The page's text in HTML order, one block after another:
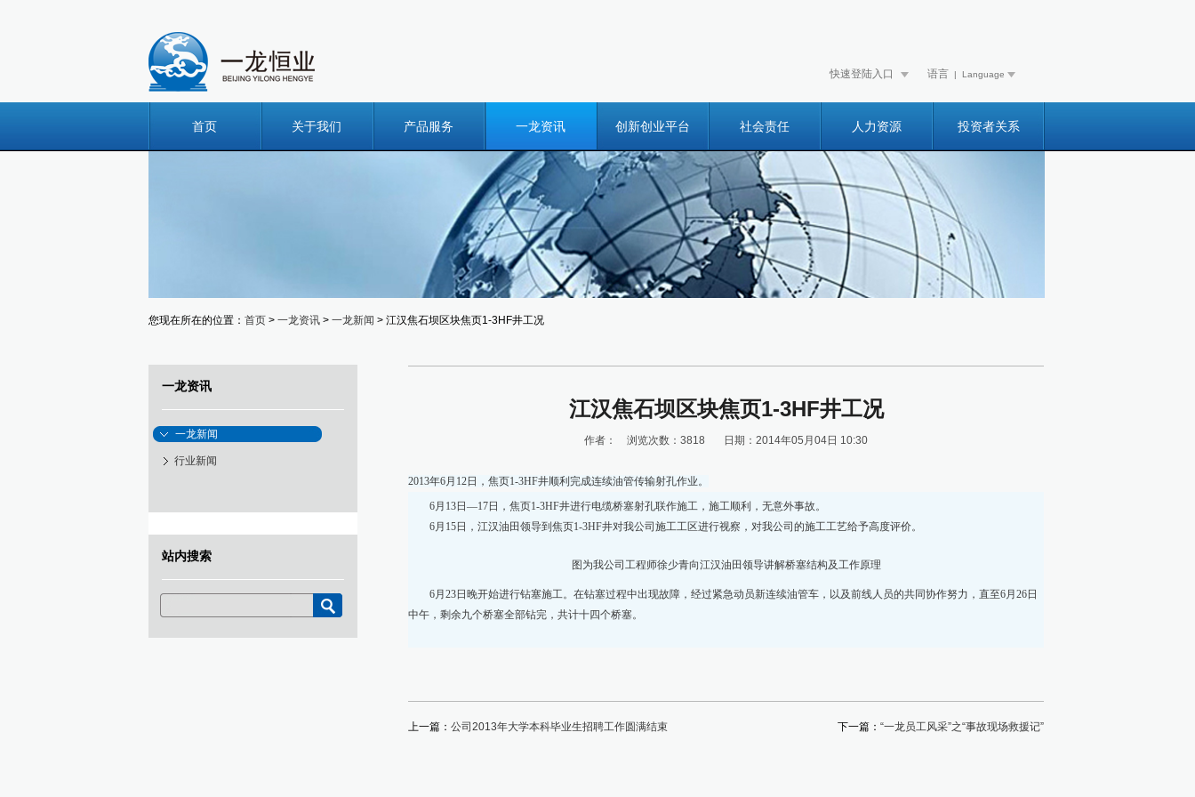
快速登陆入口 语言 | Language
首页 关于我们 产品服务 一龙资讯 创新创业平台 社会责任 人力资源 投资者关系
您现在所在的位置： 首页 > 一龙资讯 > 一龙新闻 > 江汉焦石坝区块焦页1-3HF井工况
一龙资讯
一龙新闻
行业新闻
站内搜索
江汉焦石坝区块焦页1-3HF井工况
作者： 浏览次数：3818 日期：2014年05月04日 10:30
2013年6月12日，焦页1-3HF井顺利完成连续油管传输射孔作业。
6月13日—17日，焦页1-3HF井进行电缆桥塞射孔联作施工，施工顺利，无意外事故。
6月15日，江汉油田领导到焦页1-3HF井对我公司施工工区进行视察，对我公司的施工工艺给予高度评价。
图为我公司工程师徐少青向江汉油田领导讲解桥塞结构及工作原理
6月23日晚开始进行钻塞施工。在钻塞过程中出现故障，经过紧急动员新连续油管车，以及前线人员的共同协作努力，直至6月26日
中午，剩余九个桥塞全部钻完，共计十四个桥塞。
上一篇： 公司2013年大学本科毕业生招聘工作圆满结束 下一篇： “一龙员工风采”之“事故现场救援记”